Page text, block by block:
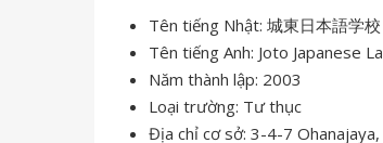
Tên tiếng Nhật: 城東日本語学校
Tên tiếng Anh: Joto Japanese
Năm thành lập: 2003
Loại trường: Tư thục
Địa chỉ cơ sở: 3-4-7